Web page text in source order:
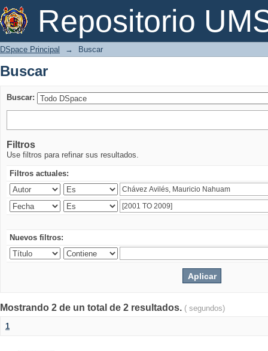
Repositorio
Buscar
DSpace Principal → Buscar
Buscar
Buscar:
Filtros
Use filtros para refinar sus resultados.
Filtros actuales:
Nuevos filtros:
Mostrando 2 de un total de 2 resultados. ( segundos)
1